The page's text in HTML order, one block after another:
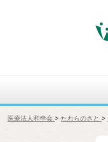
医療法人和幸会 > たわらのさと >